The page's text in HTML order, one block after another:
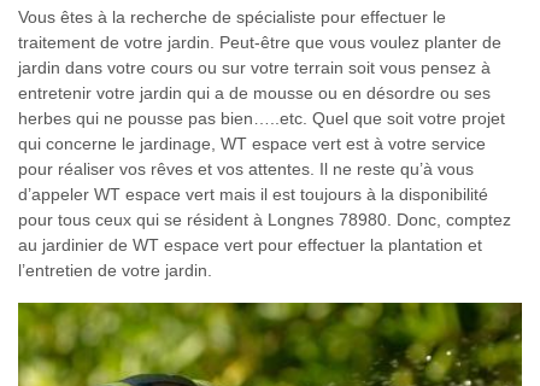
Vous êtes à la recherche de spécialiste pour effectuer le
traitement de votre jardin. Peut-être que vous voulez planter de
jardin dans votre cours ou sur votre terrain soit vous pensez à
entretenir votre jardin qui a de mousse ou en désordre ou ses
herbes qui ne pousse pas bien…..etc. Quel que soit votre projet
qui concerne le jardinage, WT espace vert est à votre service
pour réaliser vos rêves et vos attentes. Il ne reste qu’à vous
d’appeler WT espace vert mais il est toujours à la disponibilité
pour tous ceux qui se résident à Longnes 78980. Donc, comptez
au jardinier de WT espace vert pour effectuer la plantation et
l’entretien de votre jardin.